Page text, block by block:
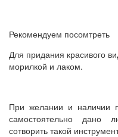
Рекомендуем посомтреть
Для придания красивого
морилкой и лаком.
При желании и наличии
самостоятельно дано
сотворить такой